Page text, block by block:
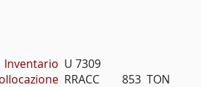
Inventario U 7309
RRACC        853  TON